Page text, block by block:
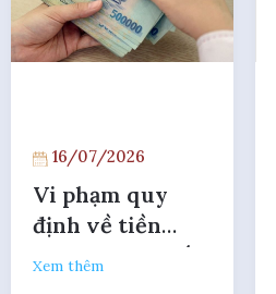
16/07/2026
Vi phạm quy
định về tiền
lương, quy chế
Xem thêm